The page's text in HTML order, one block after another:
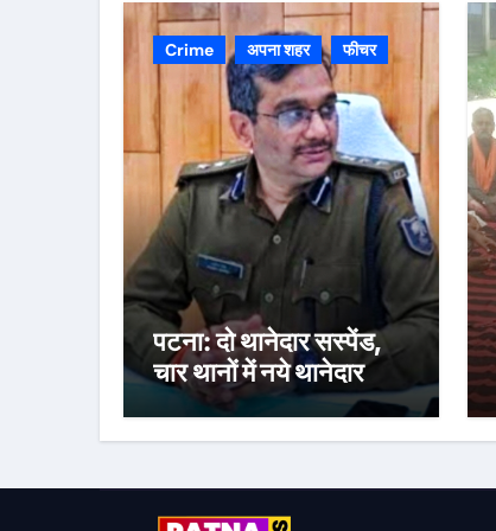
Crime अपना शहर फीचर
पटना: दो थानेदार सस्पेंड,
चार थानों में नये थानेदार